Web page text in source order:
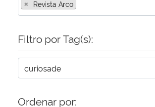
Controladoria-Geral da União
Ministério da Mulher, da Família e dos Direitos Humanos
Secretaria-Geral
Revista Arco
Filtro por Tag(s):
Ordenar por: